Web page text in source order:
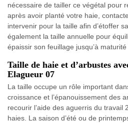
nécessaire de tailler ce végétal pour
après avoir planté votre haie,
intervenir pour la taille afin d’étoffer
également la taille annuelle pour
épaissir son feuillage jusqu’à
Taille de haie et d’arbustes
Elagueur 07
La taille occupe un rôle important
croissance et l’épanouissement des
recourir l’aide des aguerris du travail
haies. La saison d’été ou de